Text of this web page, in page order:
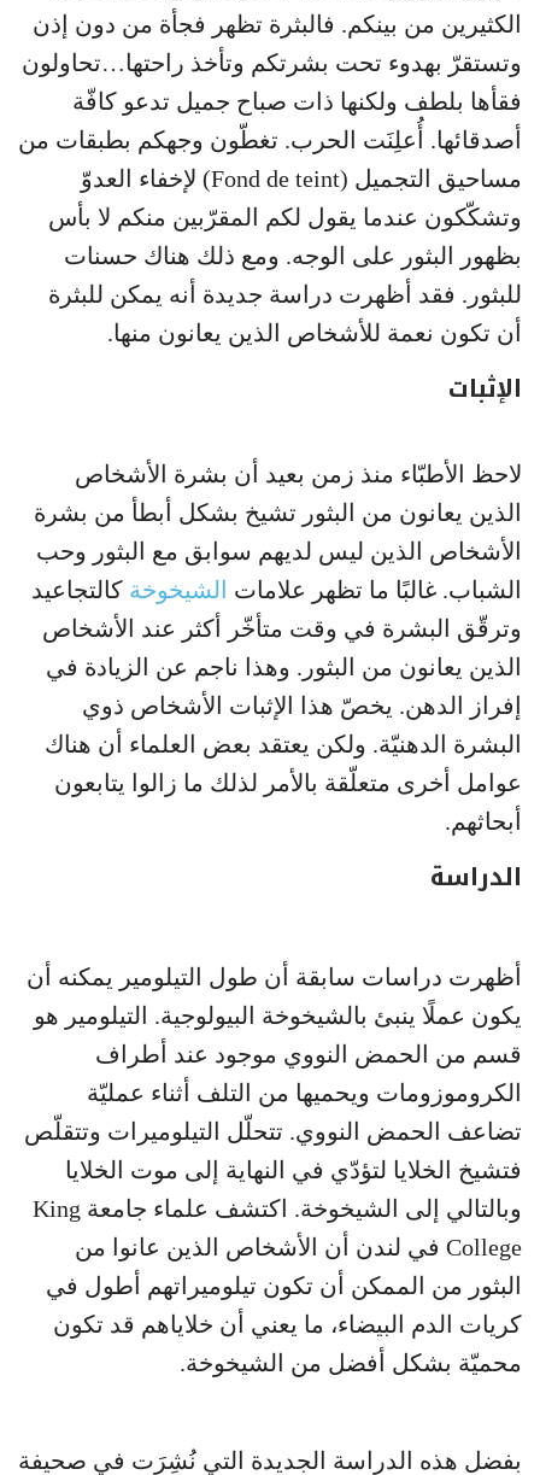
الكثيرين من بينكم. فالبثرة تظهر فجأة من دون إذن
وتستقرّ بهدوء تحت بشرتكم وتأخذ راحتها…تحاولون
فقأها بلطف ولكنها ذات صباح جميل تدعو كافّة
أصدقائها. أُعلِنَت الحرب. تغطّون وجهكم بطبقات من
مساحيق التجميل (Fond de teint) لإخفاء العدوّ
وتشكّكون عندما يقول لكم المقرّبين منكم لا بأس
بظهور البثور على الوجه. ومع ذلك هناك حسنات
للبثور. فقد أظهرت دراسة جديدة أنه يمكن للبثرة
أن تكون نعمة للأشخاص الذين يعانون منها.
الإثبات
لاحظ الأطبّاء منذ زمن بعيد أن بشرة الأشخاص
الذين يعانون من البثور تشيخ بشكل أبطأ من بشرة
الأشخاص الذين ليس لديهم سوابق مع البثور وحب
الشباب. غالبًا ما تظهر علامات الشيخوخة كالتجاعيد
وترقّق البشرة في وقت متأخّر أكثر عند الأشخاص
الذين يعانون من البثور. وهذا ناجم عن الزيادة في
إفراز الدهن. يخصّ هذا الإثبات الأشخاص ذوي
البشرة الدهنيّة. ولكن يعتقد بعض العلماء أن هناك
عوامل أخرى متعلّقة بالأمر لذلك ما زالوا يتابعون
أبحاثهم.
الدراسة
أظهرت دراسات سابقة أن طول التيلومير يمكنه أن
يكون عملًا ينبئ بالشيخوخة البيولوجية. التيلومير هو
قسم من الحمض النووي موجود عند أطراف
الكروموزومات ويحميها من التلف أثناء عمليّة
تضاعف الحمض النووي. تتحلّل التيلوميرات وتتقلّص
فتشيخ الخلايا لتؤدّي في النهاية إلى موت الخلايا
وبالتالي إلى الشيخوخة. اكتشف علماء جامعة King
College في لندن أن الأشخاص الذين عانوا من
البثور من الممكن أن تكون تيلوميراتهم أطول في
كريات الدم البيضاء، ما يعني أن خلاياهم قد تكون
محميّة بشكل أفضل من الشيخوخة.
بفضل هذه الدراسة الجديدة التي نُشِرَت في صحيفة